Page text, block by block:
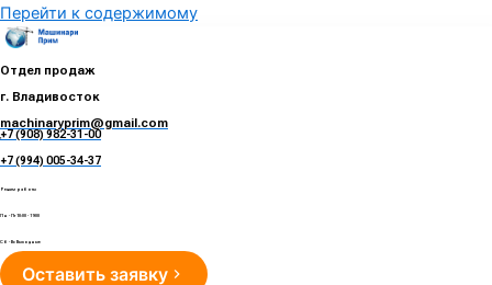
Перейти к содержимому
Отдел продаж
г. Владивосток
machinaryprim@gmail.com
+7 (908) 982-31-00
+7 (994) 005-34-37
Режим работы
Пн - Пт 10:00 - 19:00
Сб - Вс Выходные
Оставить заявку